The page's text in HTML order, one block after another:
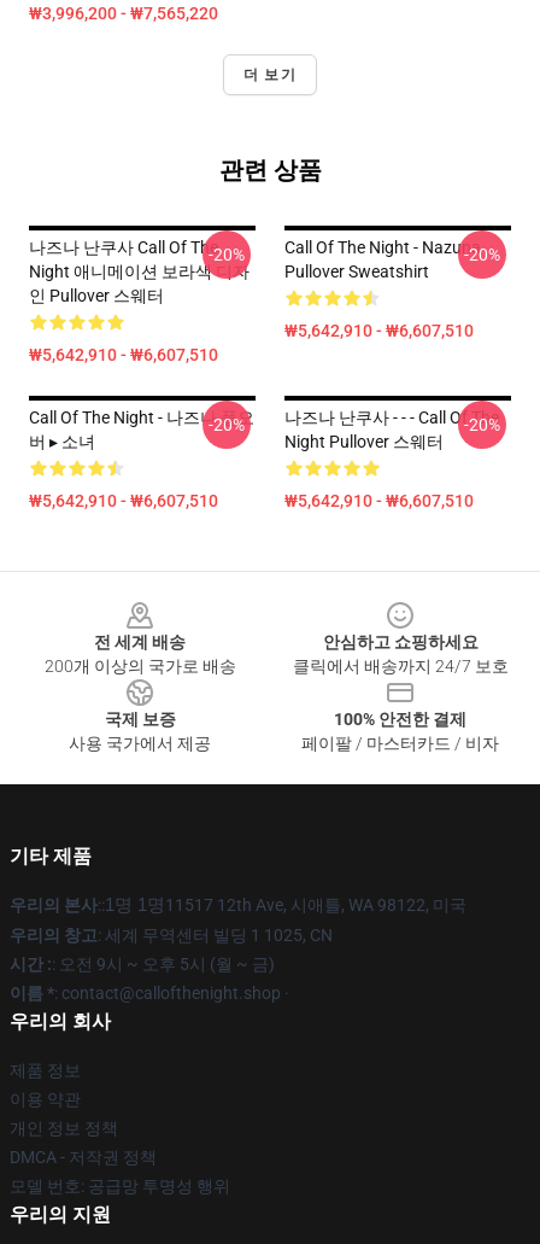
₩3,996,200 - ₩7,565,220
더 보기
관련 상품
나즈나 난쿠사 Call Of The
Night 애니메이션 보라색 디자
인 Pullover 스웨터
₩5,642,910 - ₩6,607,510
-20%
Call Of The Night - Nazuna
Pullover Sweatshirt
₩5,642,910 - ₩6,607,510
-20%
Call Of The Night - 나즈나 풀오
버 ▸ 소녀
₩5,642,910 - ₩6,607,510
-20%
나즈나 난쿠사 - - - Call Of The
Night Pullover 스웨터
₩5,642,910 - ₩6,607,510
-20%
전 세계 배송
200개 이상의 국가로 배송
안심하고 쇼핑하세요
클릭에서 배송까지 24/7 보호
국제 보증
사용 국가에서 제공
100% 안전한 결제
페이팔 / 마스터카드 / 비자
기타 제품
우리의 본사::1명 1명11517 12th Ave, 시애틀, WA 98122, 미국
우리의 창고: 세계 무역센터 빌딩 1 1025, CN
시간 :: 오전 9시 ~ 오후 5시 (월 ~ 금)
이름 *: contact@callofthenight.shop ·
우리의 회사
제품 정보
이용 약관
개인 정보 정책
DMCA - 저작권 정책
모델 번호: 공급망 투명성 행위
우리의 지원